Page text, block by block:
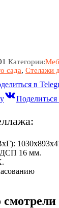
Категории:
сада, Стелажи
в
16 мм.